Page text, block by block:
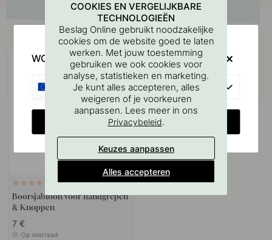
Koop samen met
127
Boorsjabloon voor handgrepen
& Knoppen
7 €
Op voorraad
COOKIES EN VERGELIJKBARE
TECHNOLOGIEËN
Beslag Online gebruikt noodzakelijke
cookies om de website goed te laten
werken. Met jouw toestemming
gebruiken we ook cookies voor
analyse, statistieken en marketing.
Je kunt alles accepteren, alles
weigeren of je voorkeuren
aanpassen. Lees meer in ons
Privacybeleid.
Keuzes aanpassen
Alles accepteren
WOULD YOU RATHER VISIT?
CHANGE COUNTRY